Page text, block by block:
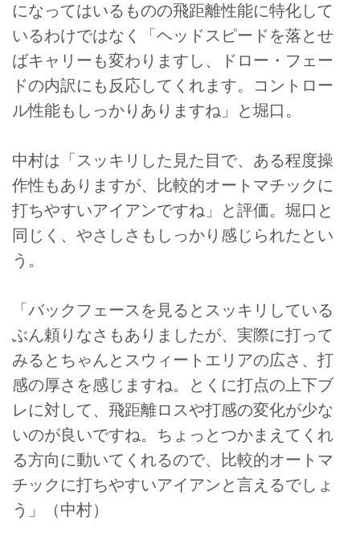
になってはいるものの飛距離性能に特化して
いるわけではなく「ヘッドスピードを落とせ
ばキャリーも変わりますし、ドロー・フェー
ドの内訳にも反応してくれます。コントロー
ル性能もしっかりありますね」と堀口。
中村は「スッキリした見た目で、ある程度操
作性もありますが、比較的オートマチックに
打ちやすいアイアンですね」と評価。堀口と
同じく、やさしさもしっかり感じられたとい
う。
「バックフェースを見るとスッキリしている
ぶん頼りなさもありましたが、実際に打って
みるとちゃんとスウィートエリアの広さ、打
感の厚さを感じますね。とくに打点の上下ブ
レに対して、飛距離ロスや打感の変化が少な
いのが良いですね。ちょっとつかまえてくれ
る方向に動いてくれるので、比較的オートマ
チックに打ちやすいアイアンと言えるでしょ
う」（中村）